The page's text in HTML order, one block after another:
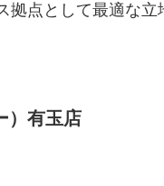
拠点として最適な立
）有玉店